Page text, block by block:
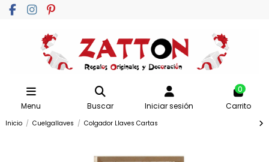
Menu Buscar Iniciar sesión
0
Carrito
Inicio Cuelgallaves Colgador Llaves Cartas